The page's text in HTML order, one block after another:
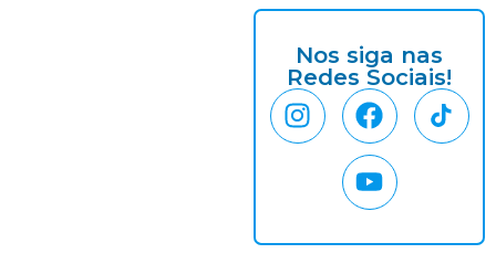
Nos siga nas
Redes Sociais!